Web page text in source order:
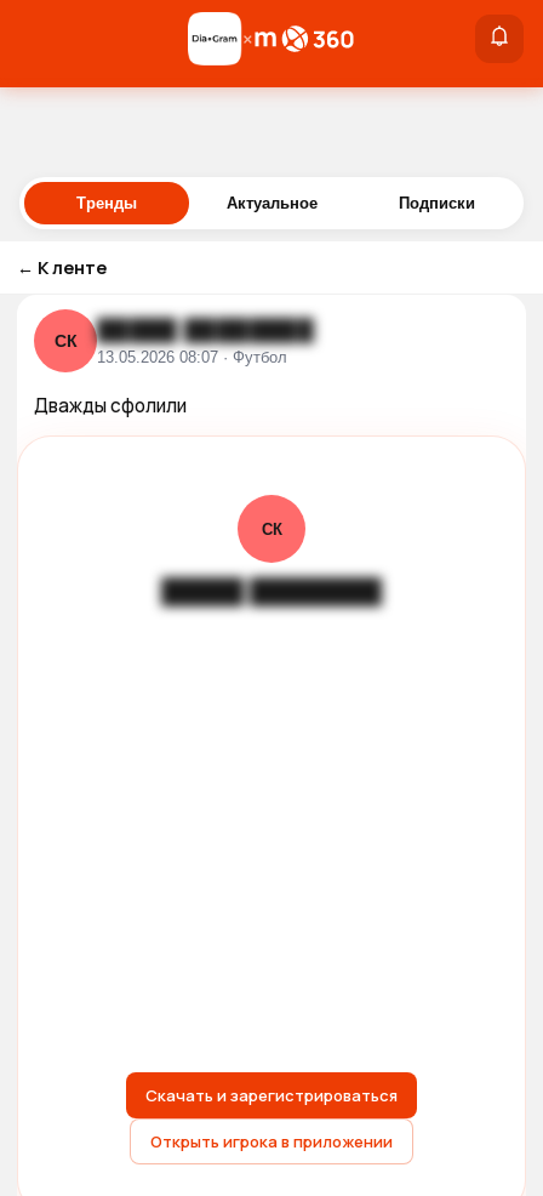
Войти
×
Тренды Актуальное Подписки
← К ленте
СК █████ ████████
13.05.2026 08:07 · Футбол
Дважды сфолили
СК
█████ ████████
Скачать и зарегистрироваться
Открыть игрока в приложении